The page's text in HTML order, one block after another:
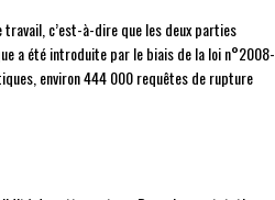
travail, c’est-à-dire que les deux parties
a été introduite par le biais de la loi n°2008-
environ 444 000 requêtes de rupture